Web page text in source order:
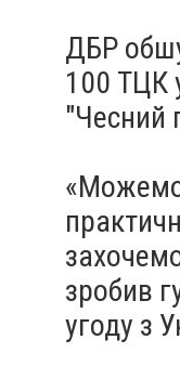
ДБР
100 ТЦК
"Чесний
зробив
угоду з